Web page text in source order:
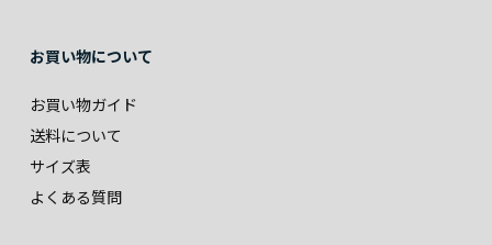
お買い物について
お買い物ガイド
送料について
サイズ表
よくある質問